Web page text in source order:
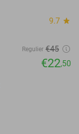
9.7 star
Regulier €45
€22,50